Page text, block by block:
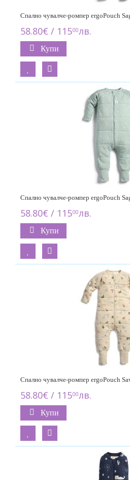
Спално чувалче-ромпер ergoPouch
58.80€ / 11500лв.
Купи
Спално чувалче-ромпер ergoPouch
58.80€ / 11500лв.
Купи
Спално чувалче-ромпер ergoPouch
58.80€ / 11500лв.
Купи